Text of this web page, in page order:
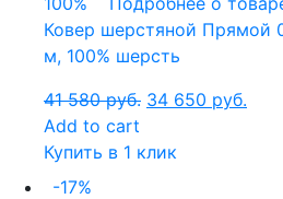
Ковер шерстяной Прямой
м, 100% шерсть
41 580руб. 34 650 руб.
Add to cart
Купить в 1 клик
-17%